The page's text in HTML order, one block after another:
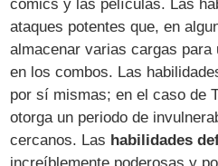
cómics y las películas. Las
ataques potentes que, en
almacenar varias cargas
en los combos. Las
por sí mismas; en el caso de
otorga un periodo de
cercanos. Las habilidades